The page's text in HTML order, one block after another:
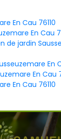
En Cau 76110
En Cau
de jardin
En
En Cau
En Cau 76110